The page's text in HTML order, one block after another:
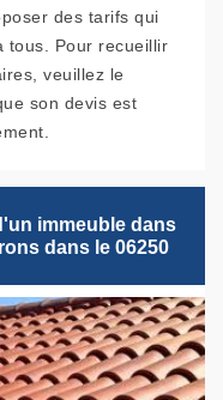
des tarifs qui
tous. Pour recueillir
veuillez le
son devis est
immeuble dans
dans le 06250